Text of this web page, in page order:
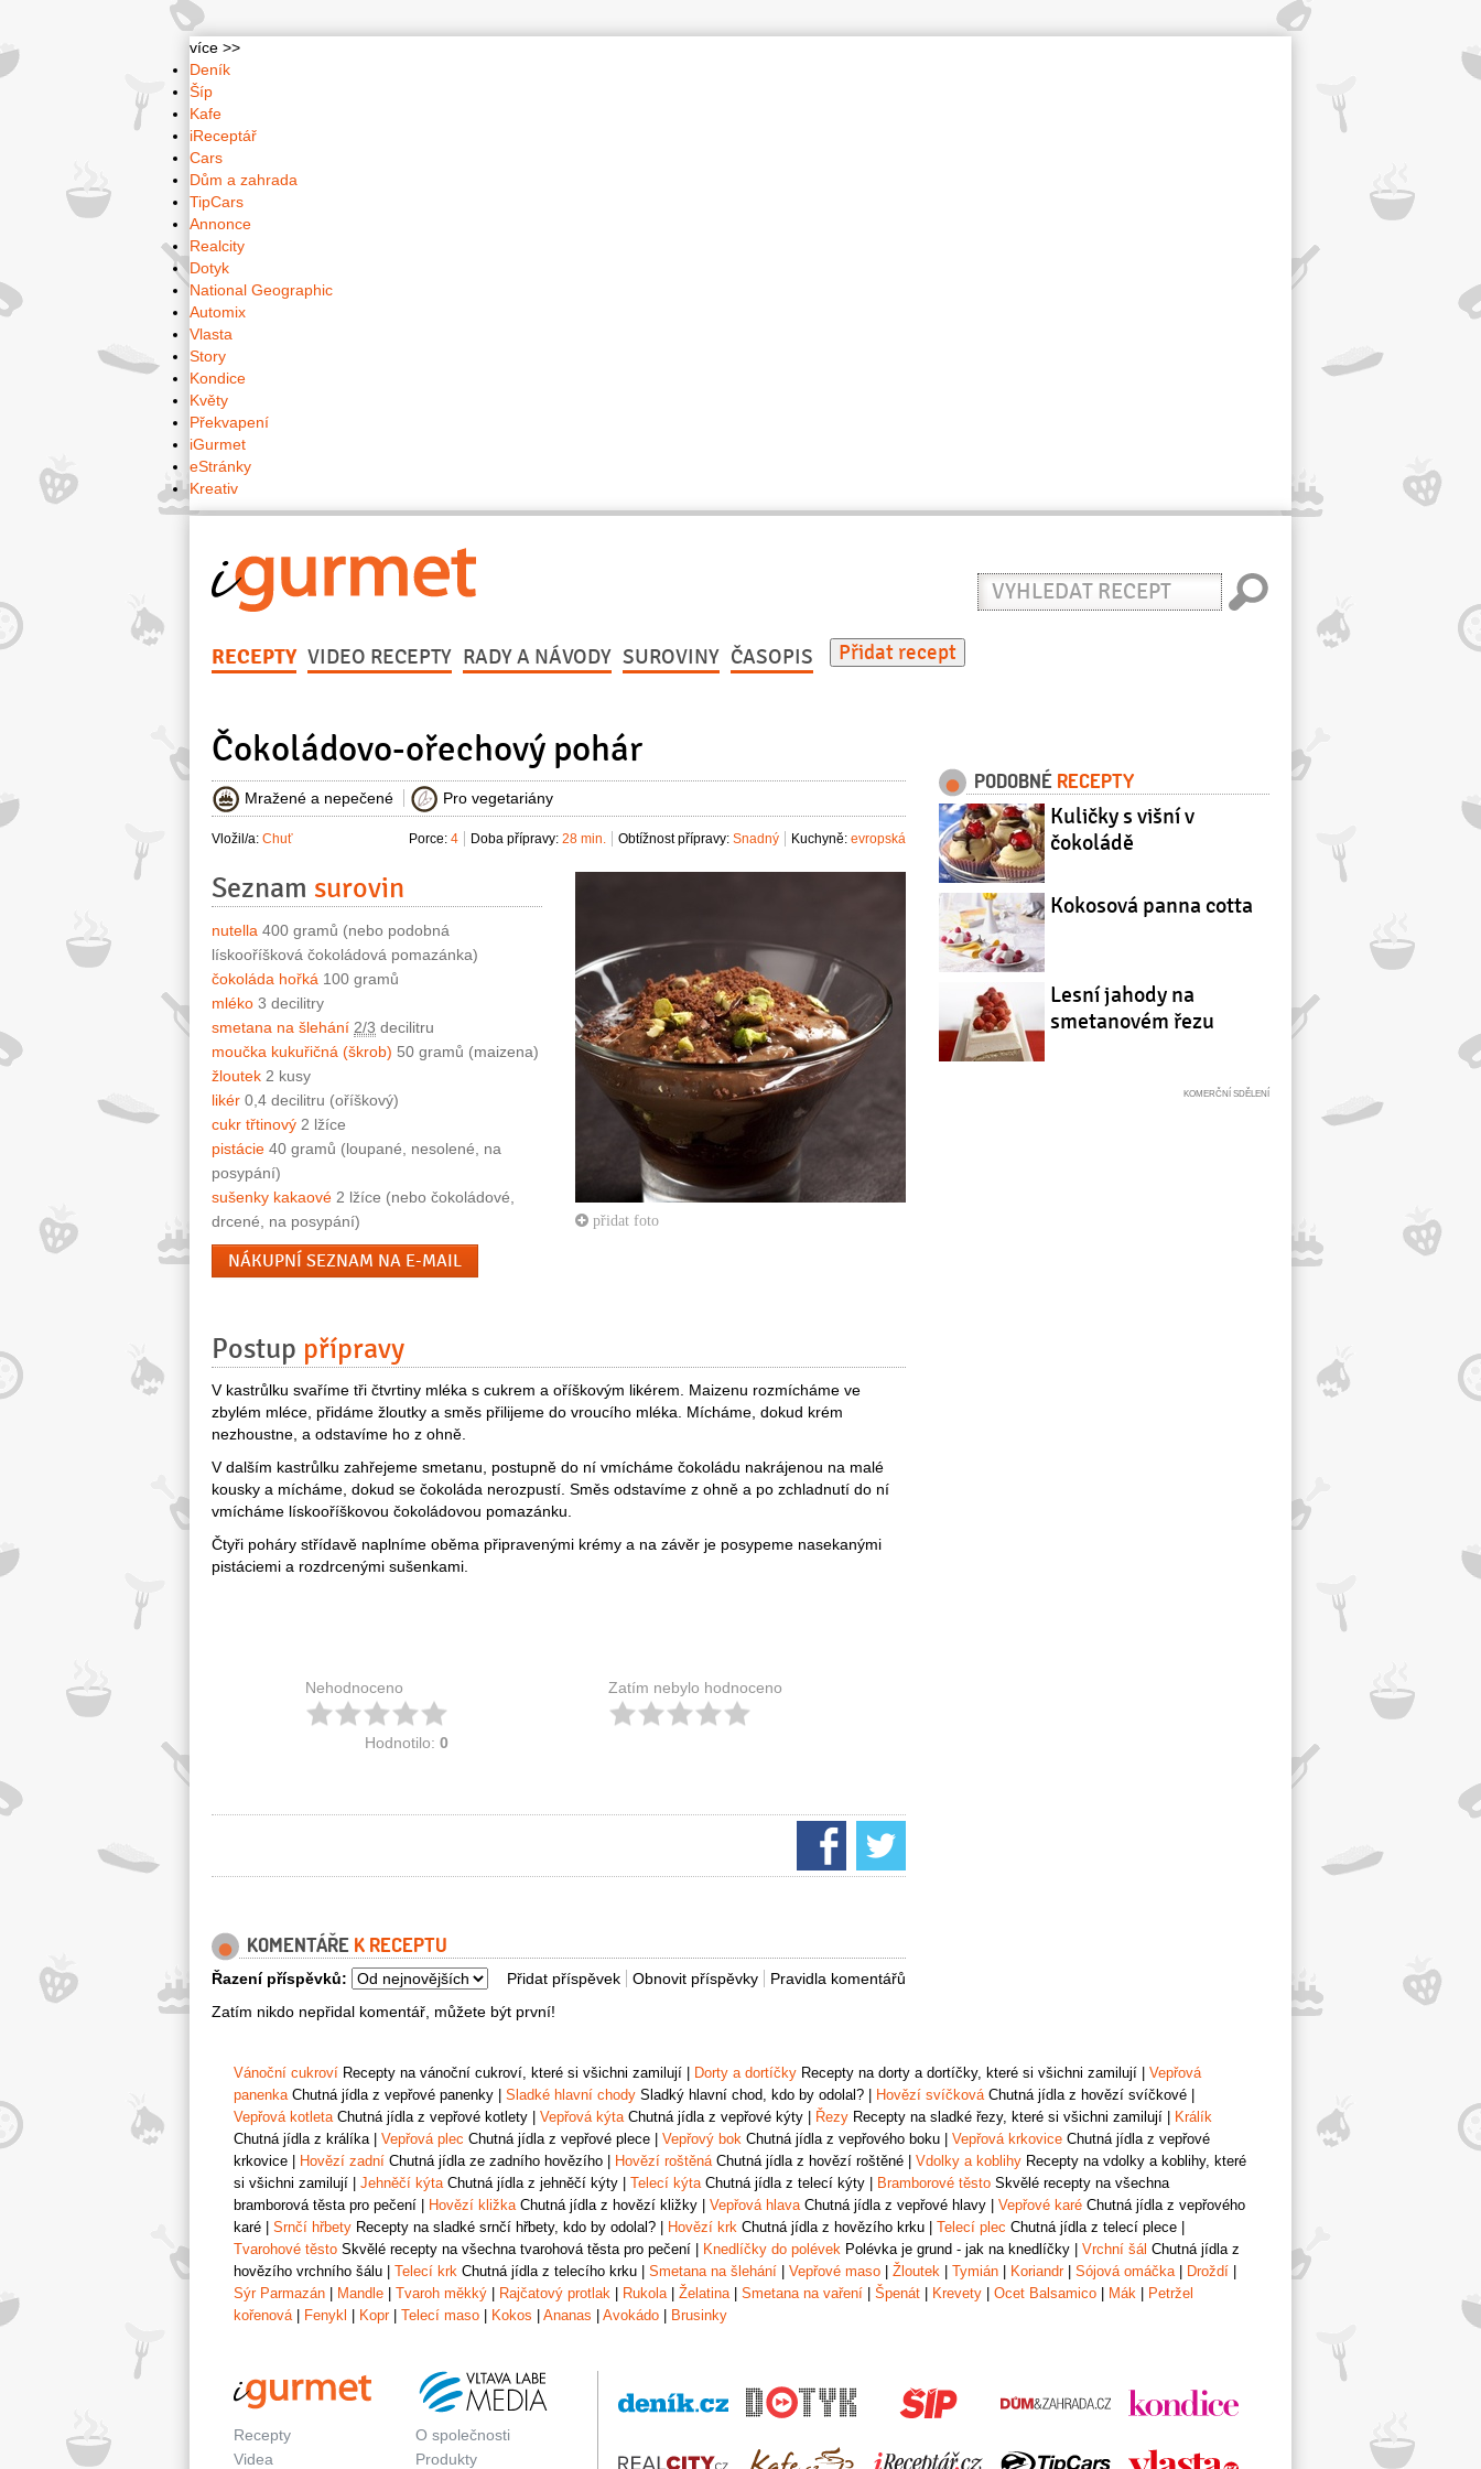
více >>
Deník
Šíp
Kafe
iReceptář
Cars
Dům a zahrada
TipCars
Annonce
Realcity
Dotyk
National Geographic
Automix
Vlasta
Story
Kondice
Květy
Překvapení
iGurmet
eStránky
Kreativ
Vyhledat
recept
RECEPTY VIDEO RECEPTY RADY A NÁVODY SUROVINY ČASOPIS Přidat recept
Čokoládovo-ořechový pohár
Mražené a nepečené Pro vegetariány
Vložil/a: Chuť Kuchyně: evropská
Obtížnost přípravy: Snadný
Doba přípravy: 28 min.
Porce: 4
přidat foto
Seznam surovin
nutella 400 gramů (nebo podobná
lískooříšková čokoládová pomazánka)
čokoláda hořká 100 gramů
mléko 3 decilitry
smetana na šlehání 2/3 decilitru
moučka kukuřičná (škrob) 50 gramů (maizena)
žloutek 2 kusy
likér 0,4 decilitru (oříškový)
cukr třtinový 2 lžíce
pistácie 40 gramů (loupané, nesolené, na
posypání)
sušenky kakaové 2 lžíce (nebo čokoládové,
drcené, na posypání)
NÁKUPNÍ SEZNAM NA E-MAIL
Postup přípravy
V kastrůlku svaříme tři čtvrtiny mléka s cukrem a oříškovým likérem. Maizenu rozmícháme ve
zbylém mléce, přidáme žloutky a směs přilijeme do vroucího mléka. Mícháme, dokud krém
nezhoustne, a odstavíme ho z ohně.
V dalším kastrůlku zahřejeme smetanu, postupně do ní vmícháme čokoládu nakrájenou na malé
kousky a mícháme, dokud se čokoláda nerozpustí. Směs odstavíme z ohně a po zchladnutí do ní
vmícháme lískooříškovou čokoládovou pomazánku.
Čtyři poháry střídavě naplníme oběma připravenými krémy a na závěr je posypeme nasekanými
pistáciemi a rozdrcenými sušenkami.
Nehodnoceno
Hodnotilo: 0
Zatím nebylo hodnoceno
KOMENTÁŘE K RECEPTU
Pravidla komentářů
Obnovit příspěvky
Přidat příspěvek
Řazení příspěvků:
Zatím nikdo nepřidal komentář, můžete být první!
PODOBNÉ RECEPTY
Kuličky s višní v
čokoládě
Kokosová panna cotta
Lesní jahody na
smetanovém řezu
Vánoční cukroví Recepty na vánoční cukroví, které si všichni zamilují Dorty a dortíčky Recepty na dorty a dortíčky, které si všichni zamilují
Vepřová
panenkaChutná jídla z vepřové panenky Sladké hlavní chody Sladký hlavní chod, kdo by odolal? Hovězí svíčkováChutná jídla z hovězí svíčkové
Vepřová kotletaChutná jídla z vepřové kotlety Vepřová kýtaChutná jídla z vepřové kýty Řezy Recepty na sladké řezy, které si všichni zamilují
Králík
Chutná jídla z králíka| Vepřová plec Chutná jídla z vepřové plece Vepřový bok Chutná jídla z vepřového boku Vepřová krkovice Chutná jídla z vepřové
krkovice
Hovězí zadní Chutná jídla ze zadního hovězího Hovězí roštěnáChutná jídla z hovězí roštěné Vdolky a koblihy Recepty na vdolky a koblihy, které
si všichni zamilují
Jehněčí kýtaChutná jídla z jehněčí kýty Telecí kýtaChutná jídla z telecí kýty Bramborové těsto Skvělé recepty na všechna
bramborová těsta pro pečení
Hovězí kližkaChutná jídla z hovězí kližky Vepřová hlavaChutná jídla z vepřové hlavy Vepřové karé Chutná jídla z vepřového
karé
Srnčí hřbety Recepty na sladké srnčí hřbety, kdo by odolal? Hovězí krk Chutná jídla z hovězího krku Telecí plec Chutná jídla z telecí plece
Tvarohové těsto Skvělé recepty na všechna tvarohová těsta pro pečení Knedlíčky do polévek Polévka je grund - jak na knedlíčky Vrchní šál Chutná jídla z
hovězího vrchního šálu
Telecí krk Chutná jídla z telecího krku Smetana na šlehání Vepřové maso Žloutek Tymián Koriandr| Sójová omáčka| Droždí
Sýr Parmazán
Mandle Tvaroh měkký Rajčatový protlak Rukola| Želatina| Smetana na vaření Špenát Krevety Ocet Balsamico Mák
Petržel
kořenová| Fenykl Kopr| Telecí maso Kokos Ananas Avokádo Brusinky
Recepty
Videa
O společnosti
Produkty